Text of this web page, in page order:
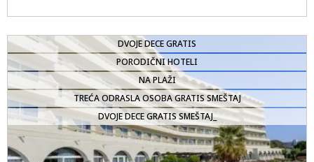
DVOJE DECE GRATIS
PORODIČNI HOTELI
NA PLAŽI
TREĆA ODRASLA OSOBA GRATIS SMEŠTAJ
DVOJE DECE GRATIS SMEŠTAJ_